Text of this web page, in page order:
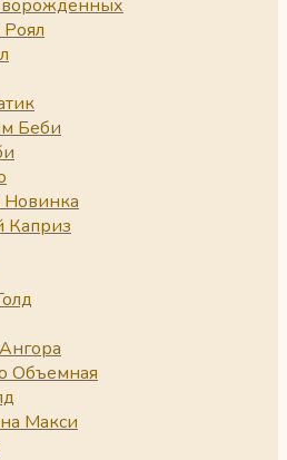
Беби
Новинка
Каприз
Объемная
Макси